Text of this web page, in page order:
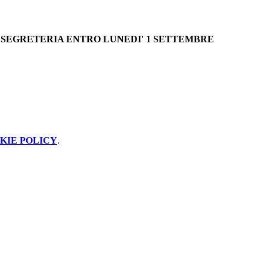
ENTRO LUNEDI' 1 SETTEMBRE
POLICY.